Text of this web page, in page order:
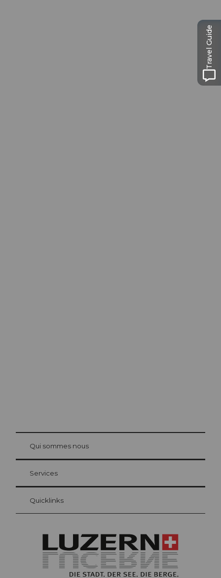
Carte d’hôte Lucerne
Vos avantages en tant qu'hôte pour la nuit
at Bre
Qui sommes nous
Services
Quicklinks
Travel Guide